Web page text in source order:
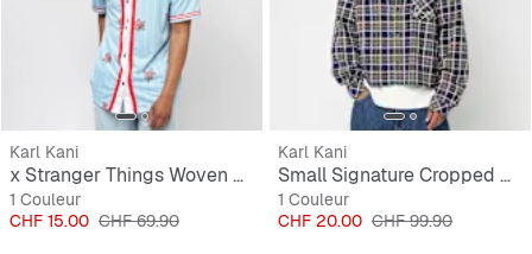
Karl Kani
x Stranger Things Woven Signature Pinstripe Baseball Shirt
1 Couleur
Prix
CHF 15.00 Prix original
CHF 69.90
Karl Kani
Small Signature Cropped Check Shirt
1 Couleur
Prix
CHF 20.00 Prix original
CHF 99.90